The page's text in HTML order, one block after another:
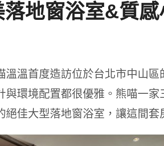
落地窗浴室&質
溫溫首度造訪位於台北市中山區
與環境配置都很優雅。熊喵一
絕佳大型落地窗浴室，讓這間套